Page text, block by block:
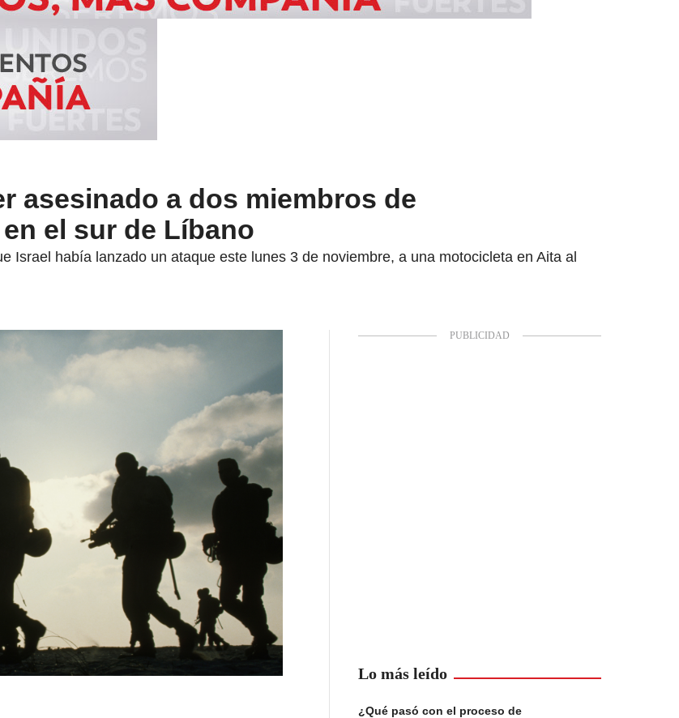
asesinado a dos miembros de
el sur de Líbano
Israel había lanzado un ataque este lunes 3 de noviembre, a una motocicleta en Aita al
Lo más leído
¿Qué pasó con el proceso de